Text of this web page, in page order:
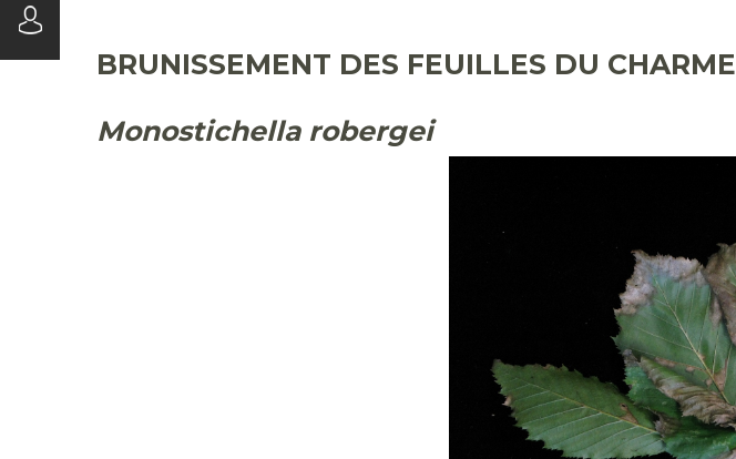
BRUNISSEMENT DES FEUILLES DU CHARME
Monostichella robergei